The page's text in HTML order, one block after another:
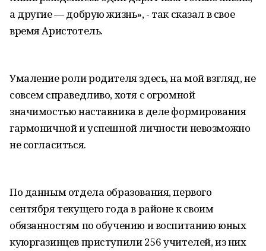
а другие — добрую жизнь», - так сказал в свое
время Аристотель.
Умаление роли родителя здесь, на мой взгляд, не
совсем справедливо, хотя с огромной
значимостью наставника в деле формирования
гармоничной и успешной личности невозможно
не согласиться.
По данным отдела образования, первого
сентября текущего года в районе к своим
обязанностям по обучению и воспитанию юных
куюргазинцев приступили 256 учителей, из них